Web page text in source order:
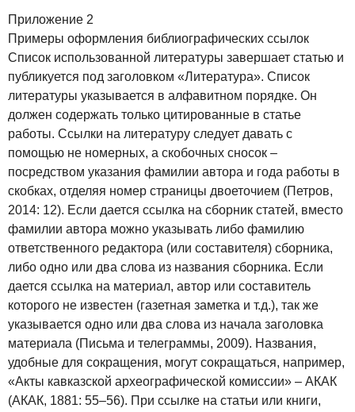
Приложение 2
Примеры оформления библиографических ссылок
Список использованной литературы завершает статью и
публикуется под заголовком «Литература». Список
литературы указывается в алфавитном порядке. Он
должен содержать только цитированные в статье
работы. Ссылки на литературу следует давать с
помощью не номерных, а скобочных сносок –
посредством указания фамилии автора и года работы в
скобках, отделяя номер страницы двоеточием (Петров,
2014: 12). Если дается ссылка на сборник статей, вместо
фамилии автора можно указывать либо фамилию
ответственного редактора (или составителя) сборника,
либо одно или два слова из названия сборника. Если
дается ссылка на материал, автор или составитель
которого не известен (газетная заметка и т.д.), так же
указывается одно или два слова из начала заголовка
материала (Письма и телеграммы, 2009). Названия,
удобные для сокращения, могут сокращаться, например,
«Акты кавказской археографической комиссии» – АКАК
(АКАК, 1881: 55–56). При ссылке на статьи или книги,